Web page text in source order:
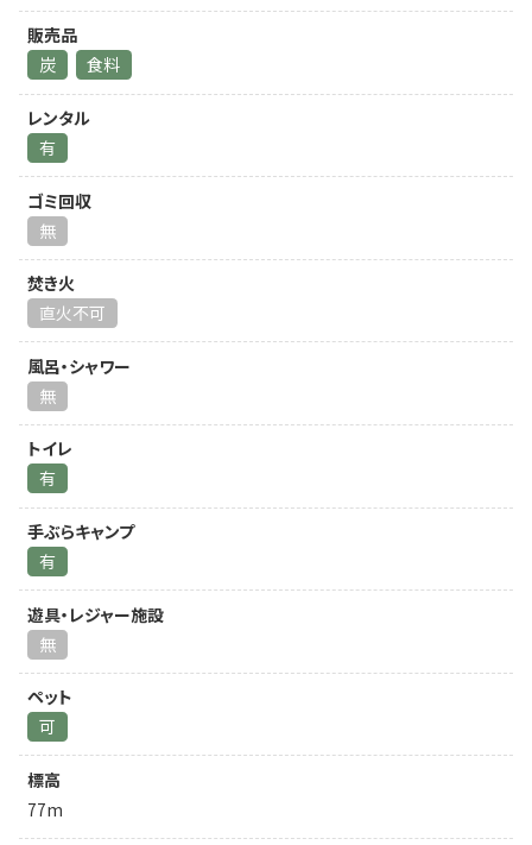
販売品
炭
食料
レンタル
有
ゴミ回収
無
焚き火
直火不可
風呂・シャワー
無
トイレ
有
手ぶらキャンプ
有
遊具・レジャー施設
無
ペット
可
標高
77m